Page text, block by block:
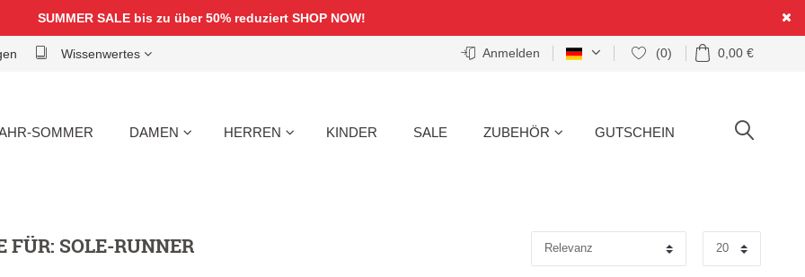
SUMMER SALE bis zu über 50% reduziert SHOP NOW!
Wissenwertes Anmelden (0) 0,00 €
SOMMER DAMEN HERREN KINDER SALE ZUBEHÖR GUTSCHEIN
FÜR: SOLE-RUNNER